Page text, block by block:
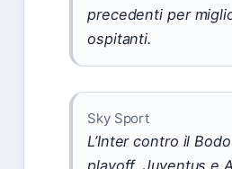
precedenti per
ospitanti.
Sky Sport
L’Inter contro il
playoff. Juventus e